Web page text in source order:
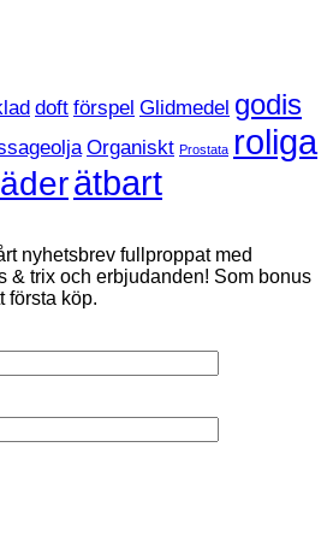
doft förspel Glidmedel godis
Organiskt Prostata roliga
ätbart
nyhetsbrev fullproppat med
& trix och erbjudanden! Som bonus
första köp.